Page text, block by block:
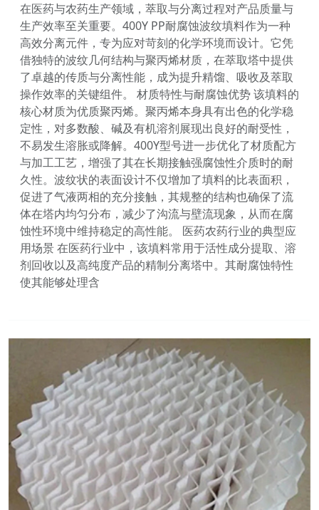
在医药与农药生产领域，萃取与分离过程对产品质量与
生产效率至关重要。400Y PP耐腐蚀波纹填料作为一种
高效分离元件，专为应对苛刻的化学环境而设计。它凭
借独特的波纹几何结构与聚丙烯材质，在萃取塔中提供
了卓越的传质与分离性能，成为提升精馏、吸收及萃取
操作效率的关键组件。 材质特性与耐腐蚀优势 该填料的
核心材质为优质聚丙烯。聚丙烯本身具有出色的化学稳
定性，对多数酸、碱及有机溶剂展现出良好的耐受性，
不易发生溶胀或降解。400Y型号进一步优化了材质配方
与加工工艺，增强了其在长期接触强腐蚀性介质时的耐
久性。波纹状的表面设计不仅增加了填料的比表面积，
促进了气液两相的充分接触，其规整的结构也确保了流
体在塔内均匀分布，减少了沟流与壁流现象，从而在腐
蚀性环境中维持稳定的高性能。 医药农药行业的典型应
用场景 在医药行业中，该填料常用于活性成分提取、溶
剂回收以及高纯度产品的精制分离塔中。其耐腐蚀特性
使其能够处理含